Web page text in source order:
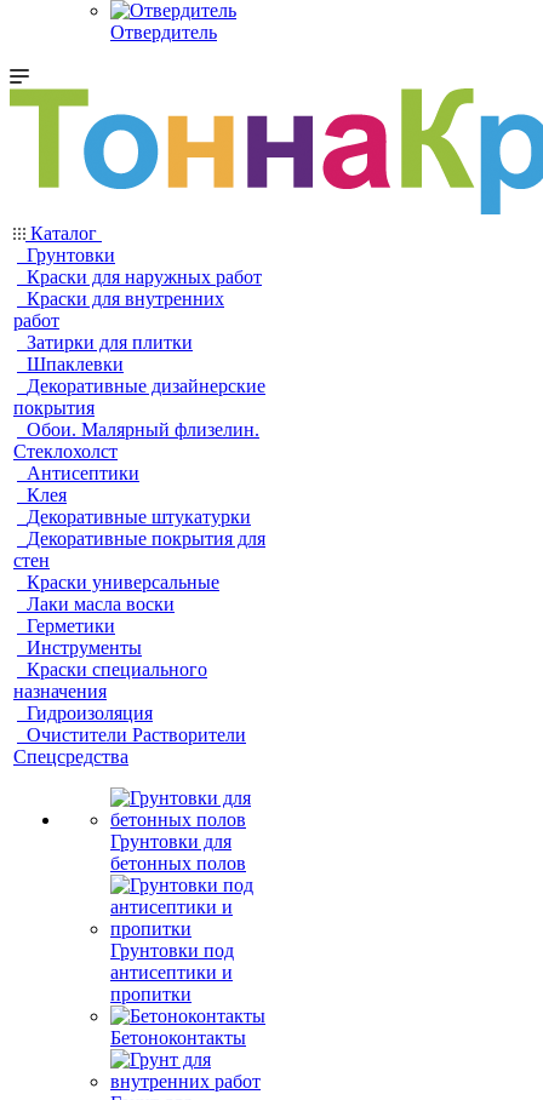
Отвердитель
Каталог
Грунтовки
Краски для наружных работ
Краски для внутренних
работ
Затирки для плитки
Шпаклевки
Декоративные дизайнерские
покрытия
Обои. Малярный флизелин.
Стеклохолст
Антисептики
Клея
Декоративные штукатурки
Декоративные покрытия для
стен
Краски универсальные
Лаки масла воски
Герметики
Инструменты
Краски специального
назначения
Гидроизоляция
Очистители Растворители
Спецсредства
Грунтовки для
бетонных полов
Грунтовки под
антисептики и
пропитки
Бетоноконтакты